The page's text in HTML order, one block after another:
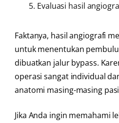
Evaluasi hasil
Faktanya, hasil angiografi
untuk menentukan
dibuatkan jalur bypass.
operasi sangat individual
anatomi masing-masing
Jika Anda ingin memahami